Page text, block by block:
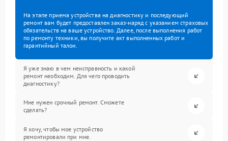
На этапе приема устройства на диагностику и последующий
ремонт вам будет предоставлен заказ-наряд с указанием страховых
обязательств на ваше устройство. Далее, после выполнения работ
по ремонту техники, вы получите акт выполненных работ и
гарантийный талон.
Я уже знаю в чем неисправность и какой
ремонт необходим. Для чего проводить
диагностику?
Мне нужен срочный ремонт. Сможете
сделать?
Я хочу, чтобы мое устройство
ремонтировали при мне.